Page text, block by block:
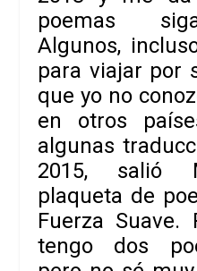
poemas
Algunos,
para viajar por
que yo no
en otros
algunas
2015, salió
plaqueta de
Fuerza Suave.
tengo dos